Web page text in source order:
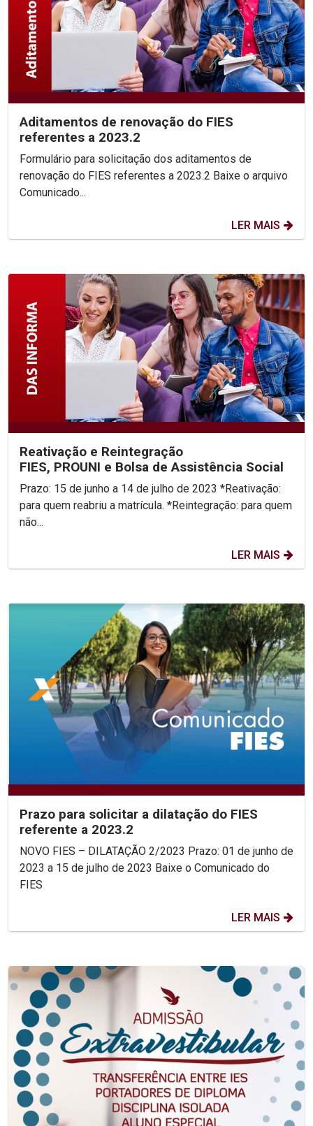
Aditamentos de renovação do FIES
referentes a 2023.2
Formulário para solicitação dos aditamentos de
renovação do FIES referentes a 2023.2 Baixe o arquivo
Comunicado...
LER MAIS
Reativação e Reintegração
FIES, PROUNI e Bolsa de Assistência Social
Prazo: 15 de junho a 14 de julho de 2023 *Reativação:
para quem reabriu a matrícula. *Reintegração: para quem
não...
LER MAIS
Prazo para solicitar a dilatação do FIES
referente a 2023.2
NOVO FIES – DILATAÇÃO 2/2023 Prazo: 01 de junho de
2023 a 15 de julho de 2023 Baixe o Comunicado do
FIES
LER MAIS